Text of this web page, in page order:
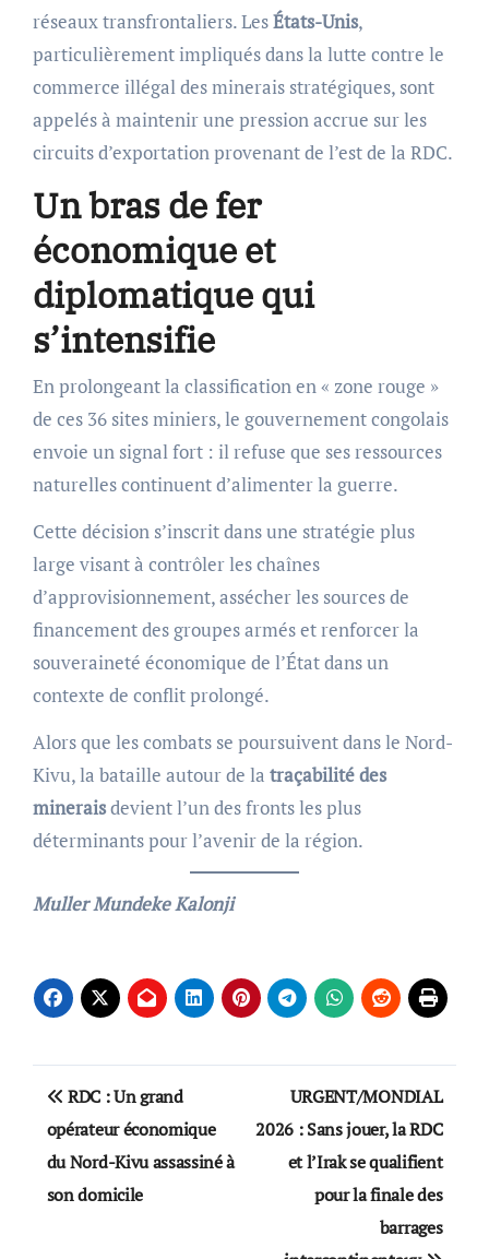
réseaux transfrontaliers. LesÉtats-Unis,
particulièrement impliqués dans la lutte contre le
commerce illégal des minerais stratégiques, sont
appelés à maintenir une pression accrue sur les
circuits d’exportation provenant de l’est de la RDC.
Un bras de fer
économique et
diplomatique qui
s’intensifie
En prolongeant la classification en « zone rouge »
de ces 36 sites miniers, le gouvernement congolais
envoie un signal fort : il refuse que ses ressources
naturelles continuent d’alimenter la guerre.
Cette décision s’inscrit dans une stratégie plus
large visant à contrôler les chaînes
d’approvisionnement, assécher les sources de
financement des groupes armés et renforcer la
souveraineté économique de l’État dans un
contexte de conflit prolongé.
Alors que les combats se poursuivent dans le Nord-
Kivu, la bataille autour de la traçabilité des
mineraisdevient l’un des fronts les plus
déterminants pour l’avenir de la région.
Muller Mundeke Kalonji
Post
navigation
RDC : Un grand
opérateur économique
du Nord-Kivu assassiné à
son domicile
URGENT/MONDIAL
2026 : Sans jouer, la RDC
et l’Irak se qualifient
pour la finale des
barrages